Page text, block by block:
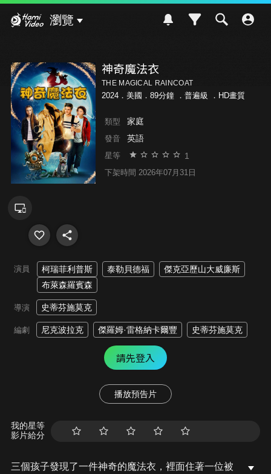
瀏覽
神奇魔法衣
THE MAGICAL RAINCOAT
2024．美國．89分鐘 ． 普遍級 ．HD畫質
類型 家庭
發音 英語
星等 1
下架時間 2026年07月31日
演員 柯瑞菲利普斯 泰勒貝德福
傑克亞歷山大威廉斯
布萊森羅賓森
導演 史蒂芬施莫克
編劇 尼克波拉克 傑羅姆·雷格納卡爾豐 史蒂芬施莫克
請先登入
播放預告片
我的星等
影片給分
三個孩子發現了一件神奇的魔法衣，裡面住著一位被